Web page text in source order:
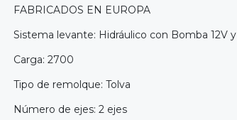
FABRICADOS EN EUROPA
Sistema levante: Hidráulico con Bomba 12V
Carga: 2700
Tipo de remolque: Tolva
Número de ejes: 2 ejes